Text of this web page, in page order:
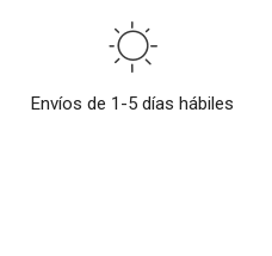
Envíos de 1-5 días hábiles